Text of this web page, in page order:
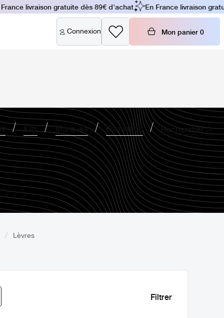
Connexion Mon panier 0
Kits Marques Formation Rechercher
livraison gratuite dès 89€ d'achat En France livraison
Lèvres